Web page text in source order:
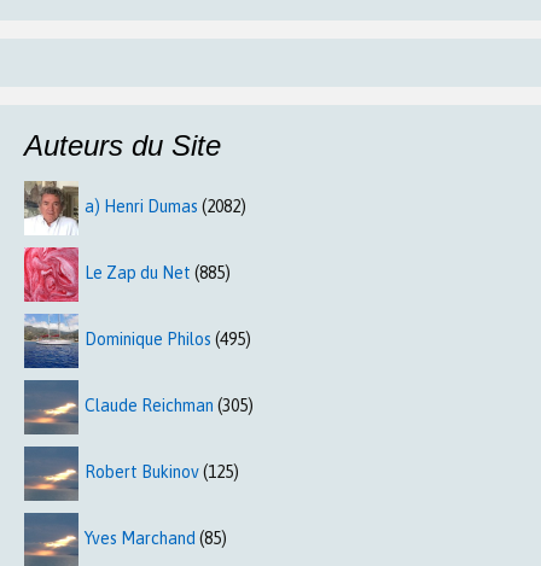
Auteurs du Site
a) Henri Dumas (2082)
Le Zap du Net (885)
Dominique Philos (495)
Claude Reichman (305)
Robert Bukinov(125)
Yves Marchand (85)